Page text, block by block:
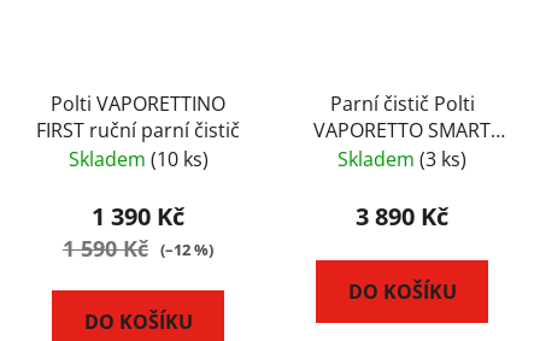
Polti VAPORETTINO
FIRST ruční parní čistič
Skladem (10 ks)
1 390 Kč
1 590 Kč (–12 %)
DO KOŠÍKU
Parní čistič Polti
VAPORETTO SMART
30_R
Skladem (3 ks)
3 890 Kč
DO KOŠÍKU